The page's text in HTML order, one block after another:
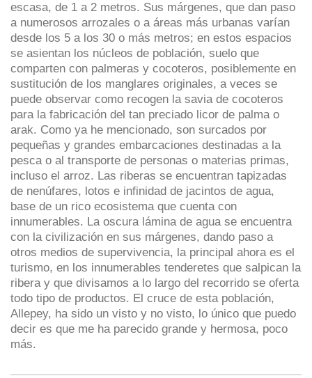
escasa, de 1 a 2 metros. Sus márgenes, que dan paso
a numerosos arrozales o a áreas más urbanas varían
desde los 5 a los 30 o más metros; en estos espacios
se asientan los núcleos de población, suelo que
comparten con palmeras y cocoteros, posiblemente en
sustitución de los manglares originales, a veces se
puede observar como recogen la savia de cocoteros
para la fabricación del tan preciado licor de palma o
arak. Como ya he mencionado, son surcados por
pequeñas y grandes embarcaciones destinadas a la
pesca o al transporte de personas o materias primas,
incluso el arroz. Las riberas se encuentran tapizadas
de nenúfares, lotos e infinidad de jacintos de agua,
base de un rico ecosistema que cuenta con
innumerables. La oscura lámina de agua se encuentra
con la civilización en sus márgenes, dando paso a
otros medios de supervivencia, la principal ahora es el
turismo, en los innumerables tenderetes que salpican la
ribera y que divisamos a lo largo del recorrido se oferta
todo tipo de productos. El cruce de esta población,
Allepey, ha sido un visto y no visto, lo único que puedo
decir es que me ha parecido grande y hermosa, poco
más.